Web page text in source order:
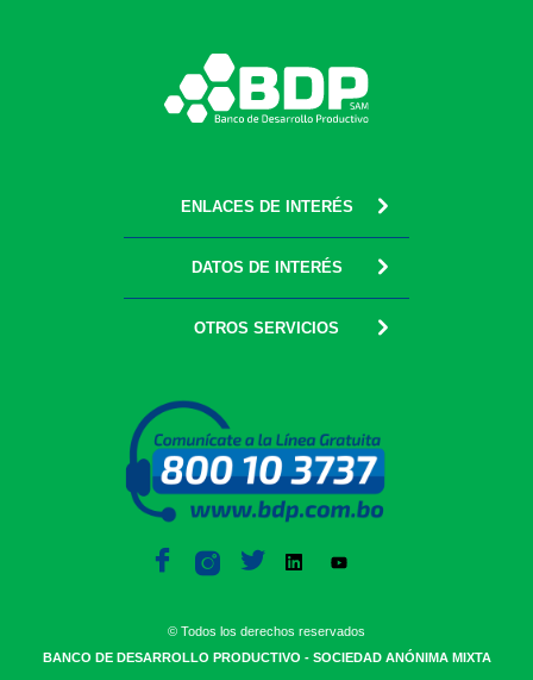
ENLACES DE INTERÉS
DATOS DE INTERÉS
OTROS SERVICIOS
© Todos los derechos reservados
BANCO DE DESARROLLO PRODUCTIVO - SOCIEDAD ANÓNIMA MIXTA